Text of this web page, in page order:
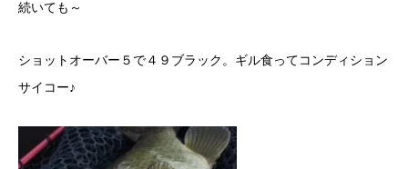
続いても～
ショットオーバー５で４９ブラック。ギル食ってコンディション
サイコー♪